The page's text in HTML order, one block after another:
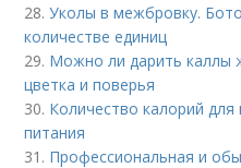
28.Уколы в межбровку.
количестве единиц
29. Можно ли дарить каллы
цветка и поверья
30. Количество калорий
питания
31. Профессиональная и